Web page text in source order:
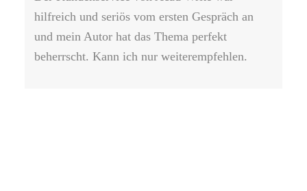
hilfreich und seriös vom ersten Gespräch an
und mein Autor hat das Thema perfekt
beherrscht. Kann ich nur weiterempfehlen.